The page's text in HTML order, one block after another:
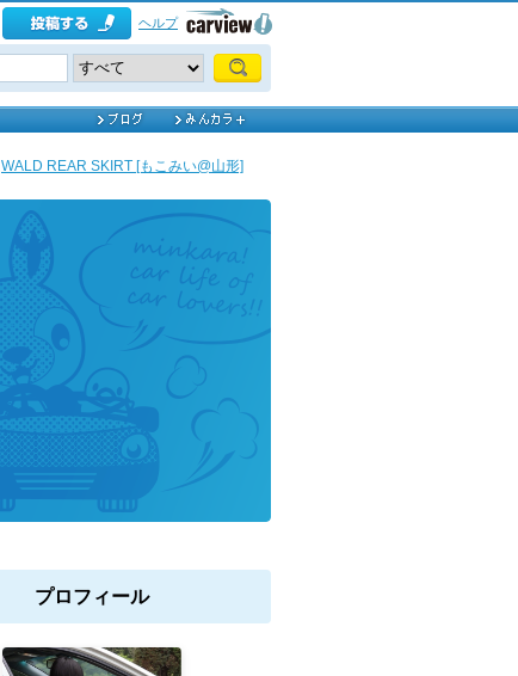
ヘルプ
WALD REAR SKIRT [もこみい@山形]
プロフィール